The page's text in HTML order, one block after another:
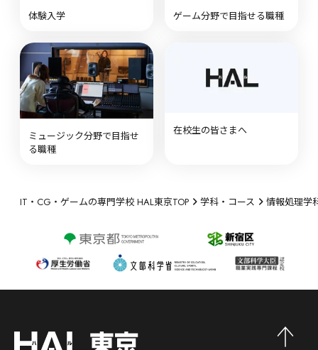
体験入学 ゲーム分野で目指せる職種
ミュージック分野で目指せ
る職種
在校生の皆さまへ
IT・CG・ゲームの専門学校 HAL東京TOP 学科・コース 情報処理学